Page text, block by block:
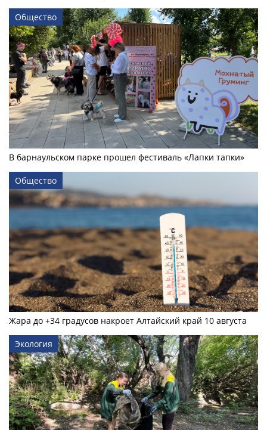
Общество
В барнаульском парке прошел фестиваль «Лапки тапки»
Общество
Жара до +34 градусов накроет Алтайский край 10 августа
Экология